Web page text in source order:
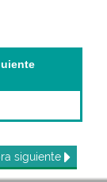
siguiente